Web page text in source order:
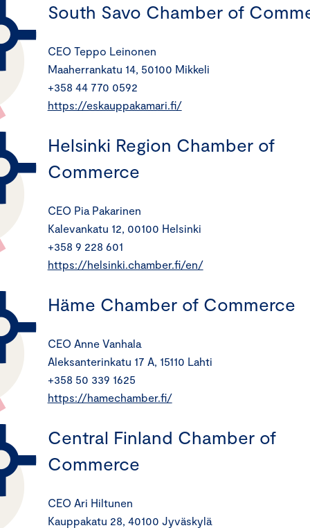
South Savo Chamber of
CEO Teppo Leinonen
Maaherrankatu 14, 50100 Mikkeli
+358 44 770 0592
https://eskauppakamari.fi/
Helsinki Region Chamber of
Commerce
CEO Pia Pakarinen
Kalevankatu 12, 00100 Helsinki
+358 9 228 601
https://helsinki.chamber.fi/en/
Häme Chamber of Commerce
CEO Anne Vanhala
Aleksanterinkatu 17 A, 15110 Lahti
+358 50 339 1625
https://hamechamber.fi/
Central Finland Chamber of
Commerce
CEO Ari Hiltunen
Kauppakatu 28, 40100 Jyväskylä